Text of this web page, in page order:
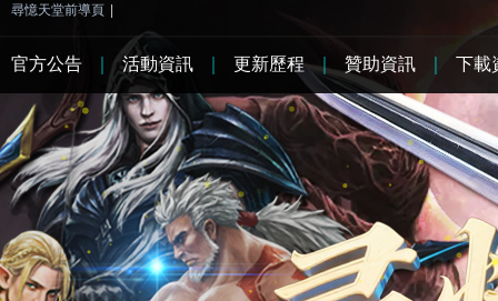
尋憶天堂前導頁